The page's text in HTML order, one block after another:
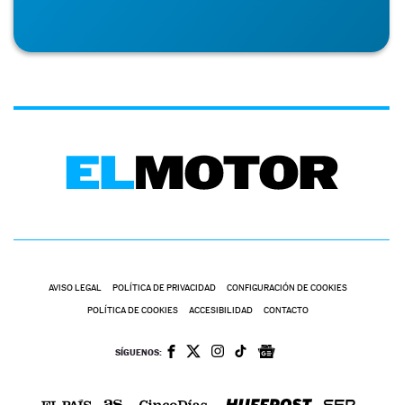
AVISO LEGAL POLÍTICA DE PRIVACIDAD CONFIGURACIÓN DE COOKIES
POLÍTICA DE COOKIES ACCESIBILIDAD CONTACTO
SÍGUENOS: